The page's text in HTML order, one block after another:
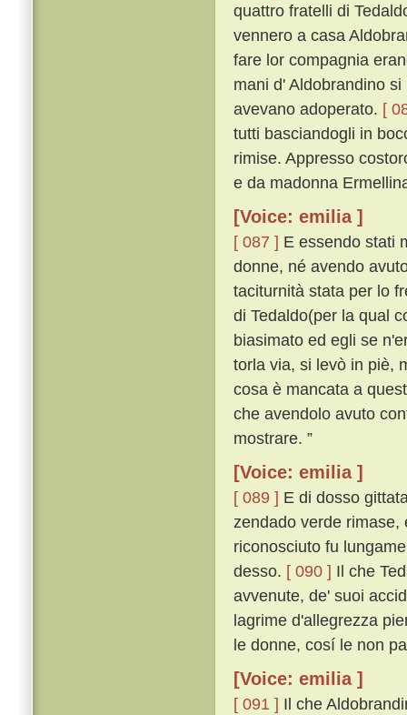
quattro fratelli di
vennero a casa
fare lor compagnia
mani d' Aldobrandino
avevano adoperato. [
tutti basciandogli in
rimise. Appresso
e da madonna
[Voice: emilia ]
[ 087 ] E essendo stati
donne, né avendo
taciturnità stata per lo
di Tedaldo(per la qual
biasimato ed egli se
torla via, si levò in piè,
cosa è mancata a
che avendolo avuto
mostrare. ”
[Voice: emilia ]
[ 089 ] E di dosso
zendado verde
riconosciuto fu
desso. [ 090 ] Il che
avvenute, de' suoi
lagrime d'allegrezza
le donne, cosí le non
[Voice: emilia ]
[ 091 ] Il che